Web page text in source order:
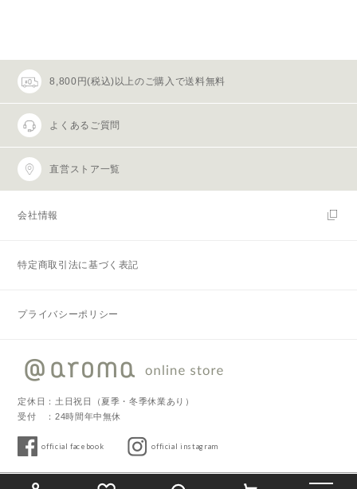
8,800円(税込)以上のご購入で送料無料
よくあるご質問
直営ストア一覧
会社情報
特定商取引法に基づく表記
プライバシーポリシー
定休日：土日祝日（夏季・冬季休業あり）
受付 ：24時間年中無休
official facebook official instagram